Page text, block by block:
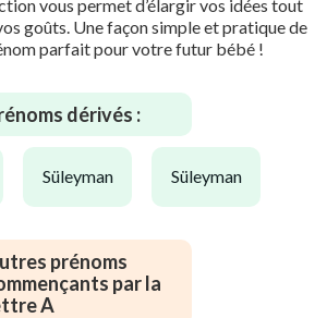
vous permet d’élargir vos idées tout
goûts. Une façon simple et pratique de
parfait pour votre futur bébé !
dérivés :
süleyman süleyman
prénoms
par la
A